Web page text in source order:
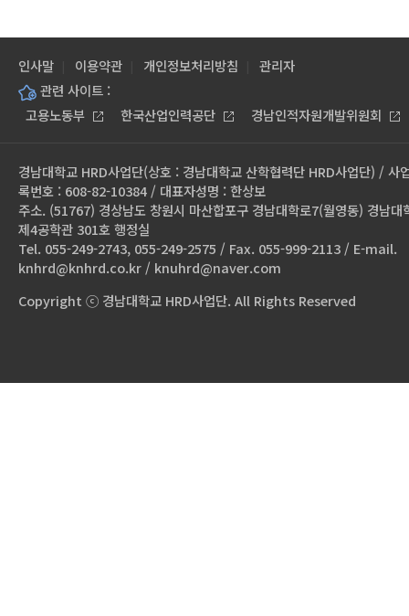
인사말 이용약관 개인정보처리방침
관리자
관련 사이트 :
고용노동부
한국산업인력공단 경남인적자원개발위원회
경남대학교 HRD사업단(상호 : 경남대학교 산학협력단 HRD사업단) / 사
록번호 : 608-82-10384 / 대표자성명 : 한상보
주소. (51767) 경상남도 창원시 마산합포구 경남대학로7(월영동) 경남대
제4공학관 301호 행정실
Tel. 055-249-2743, 055-249-2575 / Fax. 055-999-2113 / E-mail.
knhrd@knhrd.co.kr / knuhrd@naver.com
Copyright ⓒ 경남대학교 HRD사업단. All Rights Reserved